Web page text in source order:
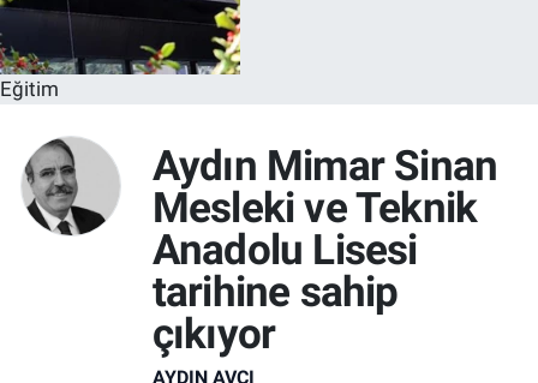
Eğitim
Aydın Mimar Sinan
Mesleki ve Teknik
Anadolu Lisesi
tarihine sahip
çıkıyor
AYDIN AVCI